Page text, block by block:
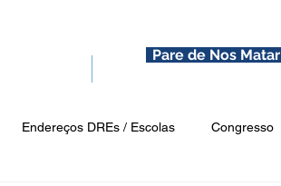
Pare de Nos Matar
Endereços DREs / Escolas Congresso